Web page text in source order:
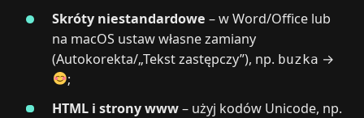
Skróty niestandardowe – w Word/Office lub
na macOS ustaw własne zamiany
(Autokorekta/„Tekst zastępczy”), np. buzka →
;
HTML i strony www– użyj kodów Unicode, np.